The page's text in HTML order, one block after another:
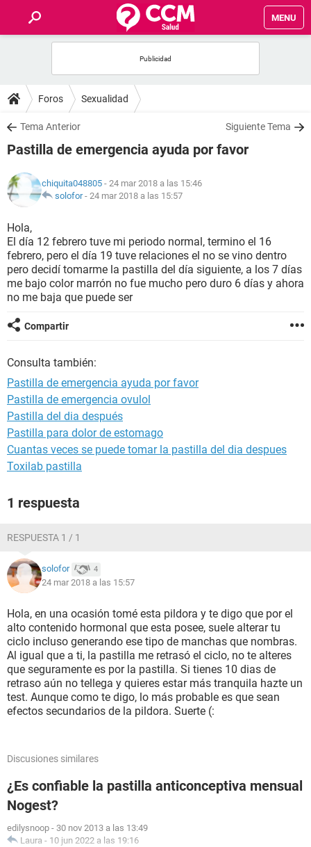
MENU
FOROS
SALUD
NUTRICIÓN
BIENESTAR
SEXUALIDAD
GLOSARIO
Foros Sexualidad
Tema Anterior Siguiente Tema
Pastilla de emergencia ayuda por favor
chiquita048805 - 24 mar 2018 a las 15:46
solofor- 24 mar 2018 a las 15:57
Hola,
El día 12 febrero tuve mi periodo normal, termino el 16
febrero, pero el día 19 tuve relaciones el no se vino dentro
pero decidí tomarme la pastilla del día siguiente, a los 7 días
me bajo color marrón no fue mucho pero duro 6 días y ahora
no me baja que puede ser
Compartir
Consulta también:
Pastilla de emergencia ayuda por favor
Pastilla de emergencia ovulol
Pastilla del dia después
Pastilla para dolor de estomago
Cuantas veces se puede tomar la pastilla del dia despues
Toxilab pastilla
1 respuesta
RESPUESTA 1 / 1
solofor 4
24 mar 2018 a las 15:57
Hola, en una ocasión tomé esta pildora y te digo que por el
alto contenido hormonal que esta posee, suele alterar tu
ciclo incluso generando ese tipo de manchas que nombras.
Al igual que a ti, la pastilla me retrasó el ciclo, no te alteres
que seguramente es por la pastilla. Si tienes 10 dias de
retraso aún no tellega y quieres estar más tranquila hazte un
test. Aunque como te digo, lo más probable es que sean
efectos secundarios de la pildora. Suerte (:
Discusiones similares
¿Es confiable la pastilla anticonceptiva mensual
Nogest?
edilysnoop - 30 nov 2013 a las 13:49
Laura - 10 jun 2022 a las 19:16